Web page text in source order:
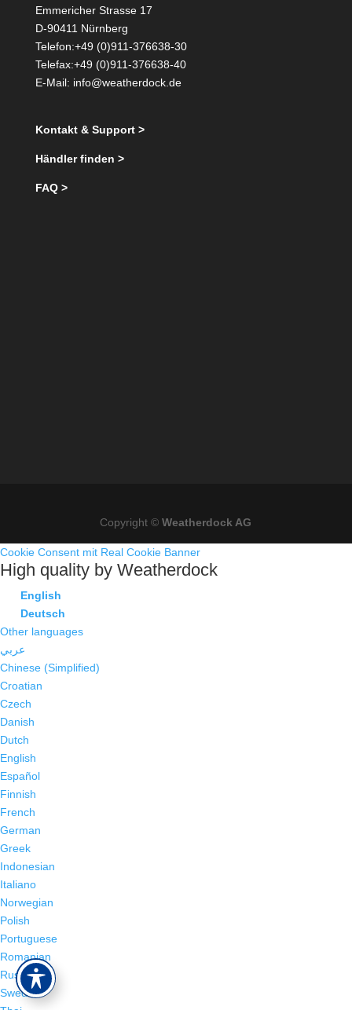
Emmericher Strasse 17
D-90411 Nürnberg
Telefon:+49 (0)911-376638-30
Telefax:+49 (0)911-376638-40
E-Mail: info@weatherdock.de
Kontakt & Support >
Händler finden >
FAQ >
Copyright ©Weatherdock AG
Cookie Consent mit Real Cookie Banner
High quality by Weatherdock
English
Deutsch
Other languages
عربي
Chinese (Simplified)
Croatian
Czech
Danish
Dutch
English
Español
Finnish
French
German
Greek
Indonesian
Italiano
Norwegian
Polish
Portuguese
Romanian
Russian
Swedish